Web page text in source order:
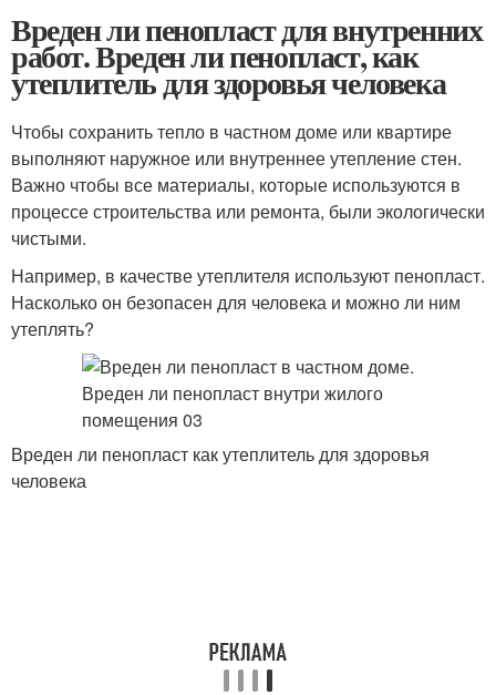
Вреден ли пенопласт для внутренних
работ. Вреден ли пенопласт, как
утеплитель для здоровья человека
Чтобы сохранить тепло в частном доме или квартире
выполняют наружное или внутреннее утепление стен.
Важно чтобы все материалы, которые используются в
процессе строительства или ремонта, были экологически
чистыми.
Например, в качестве утеплителя используют пенопласт.
Насколько он безопасен для человека и можно ли ним
утеплять?
Вреден ли пенопласт как утеплитель для здоровья
человека